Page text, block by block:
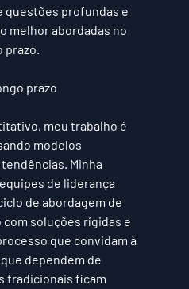
questões profundas e
melhor abordadas no
prazo.
prazo
meu trabalho é
modelos
Minha
de liderança
de abordagem de
soluções rígidas e
que convidam à
dependem de
tradicionais ficam